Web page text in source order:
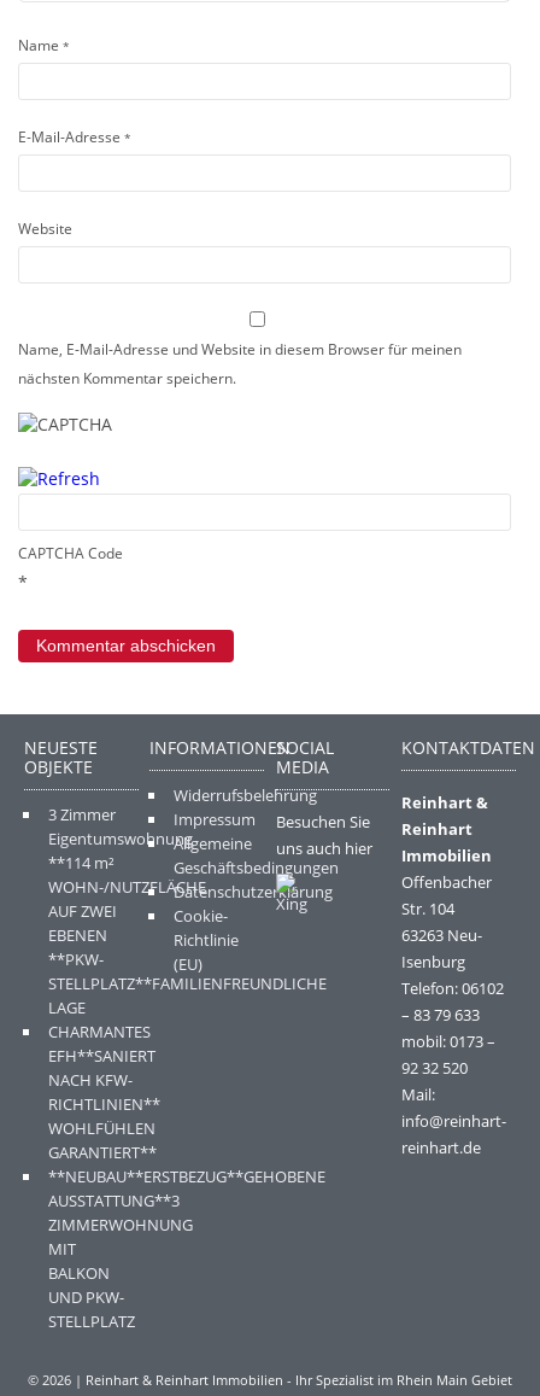
Name *
E-Mail-Adresse *
Website
Name, E-Mail-Adresse und Website in diesem Browser für meinen
nächsten Kommentar speichern.
CAPTCHA Code
*
NEUESTE
OBJEKTE
3 Zimmer
Eigentumswohnung
**114 m²
WOHN-/NUTZFLÄCHE
AUF ZWEI
EBENEN
**PKW-
STELLPLATZ**FAMILIENFREUNDLICHE
LAGE
CHARMANTES
EFH**SANIERT
NACH KFW-
RICHTLINIEN**
WOHLFÜHLEN
GARANTIERT**
**NEUBAU**ERSTBEZUG**GEHOBENE
AUSSTATTUNG**3
ZIMMERWOHNUNG
MIT
BALKON
UND PKW-
STELLPLATZ
INFORMATIONEN
Widerrufsbelehrung
Impressum
Allgemeine
Geschäftsbedingungen
Datenschutzerklärung
Cookie-
Richtlinie
(EU)
SOCIAL
MEDIA
Besuchen Sie
uns auch hier
KONTAKTDATEN
Reinhart &
Reinhart
Immobilien
Offenbacher
Str. 104
63263 Neu-
Isenburg
Telefon: 06102
– 83 79 633
mobil: 0173 –
92 32 520
Mail:
info@reinhart-
reinhart.de
© 2026 | Reinhart & Reinhart Immobilien - Ihr Spezialist im Rhein Main Gebiet